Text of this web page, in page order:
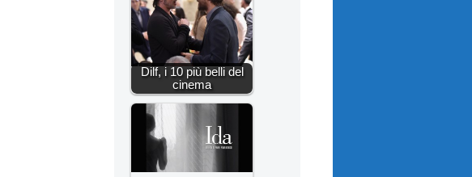
Dilf, i 10 più belli del
cinema